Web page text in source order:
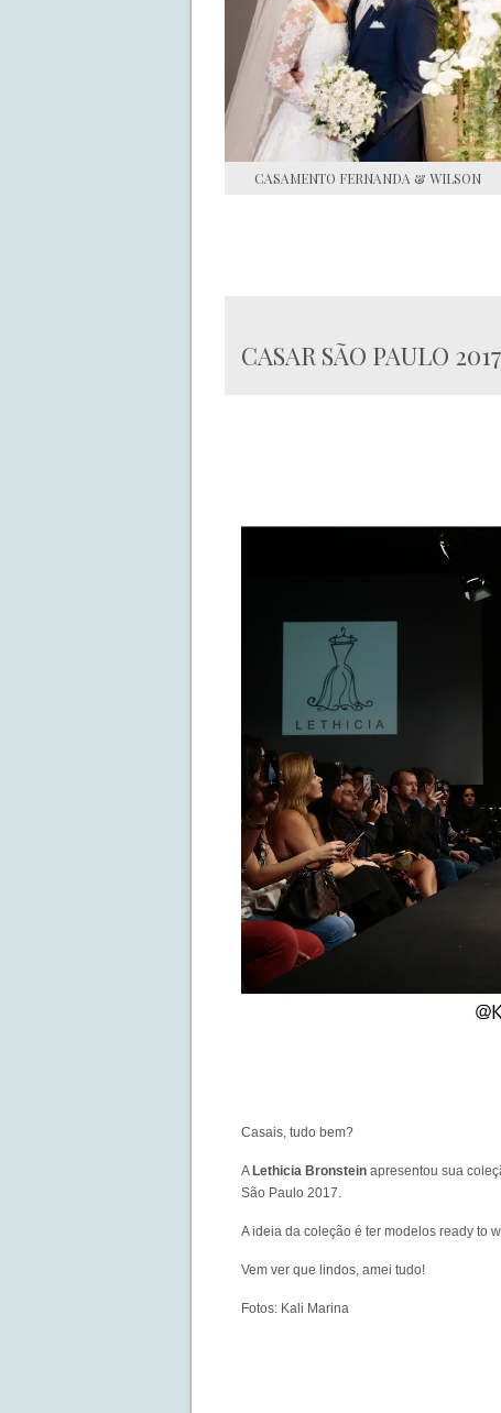
CASAMENTO FERNANDA & WILSON
CASAR SÃO PAULO
Casais, tudo bem?
A Lethicia Bronstein apresentou sua
São Paulo 2017.
A ideia da coleção é ter modelos ready to
Vem ver que lindos, amei tudo!
Fotos: Kali Marina